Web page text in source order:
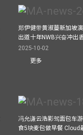
郑伊健带黄淑蔓新加坡
出道十年NWB兴奋冲出
2025-10-02
更多
冯允谦云浩影驾面包车
食5块麦包做早餐 Cloud